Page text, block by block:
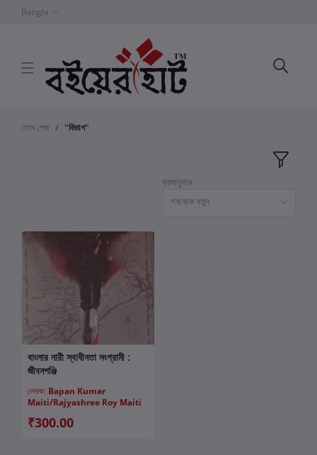
Bangla
হোম পেজ "বিভাগ"
ক্রমানুসার
সবথেকে নতুন
কার্টে যোগ করুন
বাংলার নারী স্বাধীনতা সংগ্রামী :
জীবনপঞ্জি
লেখক: Bapan Kumar
Maiti/Rajyashree Roy Maiti
₹300.00